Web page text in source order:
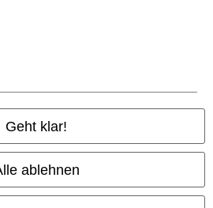
Geht klar!
ablehnen
Mehrwertsteuer, zzgl.Versandkosten
HGmbH